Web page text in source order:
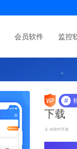
会员软件 监控
#
下载
JK软件开发